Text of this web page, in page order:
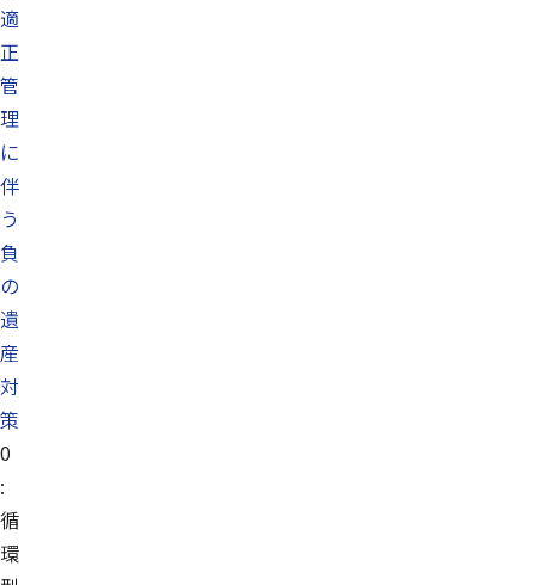
適
正
管
理
に
伴
う
負
の
遺
産
対
策
0
:
循
環